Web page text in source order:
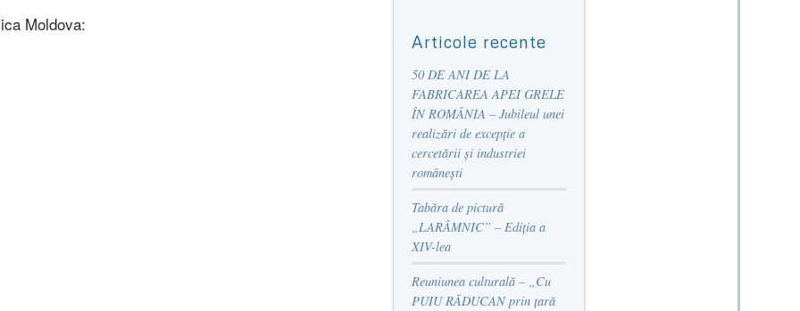
Moldova:
Articole recente
50 DE ANI DE LA
FABRICAREA APEI GRELE
ÎN ROMÂNIA – Jubileul unei
realizări de excepție a
cercetării și industriei
românești
Tabăra de pictură
„LARÂMNIC” – Ediția a
XIV-lea
Reuniunea culturală – „Cu
PUIU RĂDUCAN prin țară